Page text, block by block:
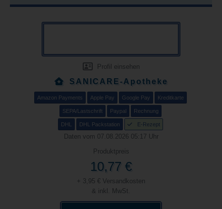
Profil einsehen
SANICARE-Apotheke
Amazon Payments Apple Pay Google Pay Kreditkarte
SEPA/Lastschrift Paypal Rechnung
DHL DHL Packstation E-Rezept
Daten vom 07.08.2026 05:17 Uhr
Produktpreis
10,77 €
+ 3,95 € Versandkosten
& inkl. MwSt.